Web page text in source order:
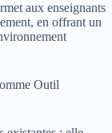
aux enseignants
en offrant un
Outil